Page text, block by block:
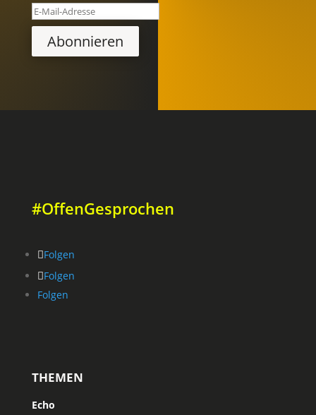
Abonnieren
#OffenGesprochen
Folgen
Folgen
Folgen
THEMEN
Echo